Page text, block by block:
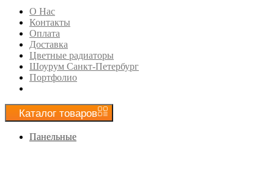
О Нас
Контакты
Оплата
Доставка
Цветные радиаторы
Шоурум Санкт-Петербург
Портфолио
Каталог товаров
Панельные